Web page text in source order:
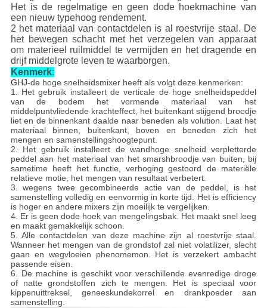
Het is de regelmatige en geen dode hoekmachine van
een nieuw typehoog rendement.
2 het materiaal van contactdelen is al roestvrije staal. De
het bewegen schacht met het verzegelen van apparaat
om materieel ruilmiddel te vermijden en het dragende en
drijf middelgrote leven te waarborgen.
Kenmerk:
GHJ-de hoge snelheidsmixer heeft als volgt deze kenmerken:
1. Het gebruik installeert de verticale de hoge snelheidspeddel
van de bodem het vormende materiaal van het
middelpuntvliedende krachteffect, het buitenkant stijgend broodje
liet en de binnenkant daalde naar beneden als volution. Laat het
materiaal binnen, buitenkant, boven en beneden zich het
mengen en samenstellingshoogtepunt.
2. Het gebruik installeert de wandhoge snelheid verpletterde
peddel aan het materiaal van het smarshbroodje van buiten, bij
sametime heeft het functie, verhoging gestoord de materiële
relatieve motie, het mengen van resultaat verbetert.
3. wegens twee gecombineerde actie van de peddel, is het
samenstelling volledig en eenvormig in korte tijd. Het is efficiency
is hoger en andere mixers zijn moeilijk te vergelijken.
4. Er is geen dode hoek van mengelingsbak. Het maakt snel leeg
en maakt gemakkelijk schoon.
5. Alle contactdelen van deze machine zijn al roestvrije staal.
Wanneer het mengen van de grondstof zal niet volatilizer, slecht
gaan en wegvloeien phenomemon. Het is verzekert ambacht
passende eisen.
6. De machine is geschikt voor verschillende evenredige droge
of natte grondstoffen zich te mengen. Het is speciaal voor
kippenuittreksel, geneeskundekorrel en drankpoeder aan
samenstelling.